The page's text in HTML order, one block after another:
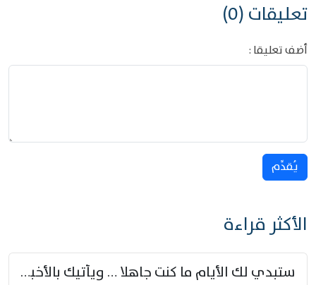
تعليقات (0)
أضف تعليقا :
يُقدِّم
الأكثر قراءة
ستبدي لك الأيام ما كنت جاهلا … ويأتيك بالأخبار من لم تزوّد